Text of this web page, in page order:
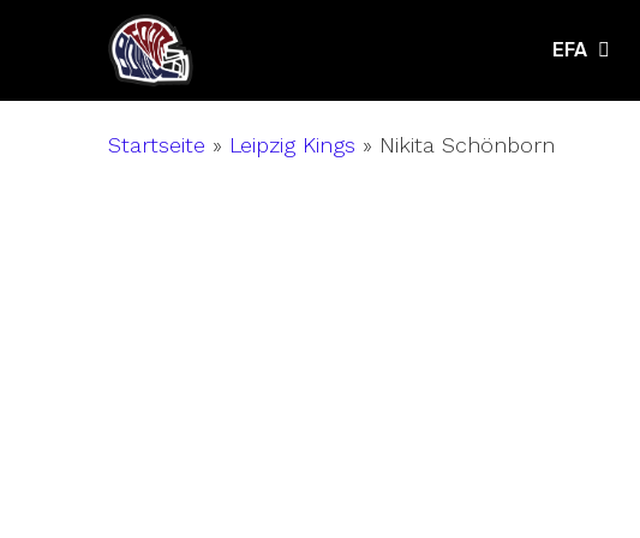
main
EFA
Startseite » Leipzig Kings » Nikita Schönborn